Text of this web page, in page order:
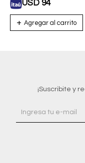
USD 94
¡Suscribite y